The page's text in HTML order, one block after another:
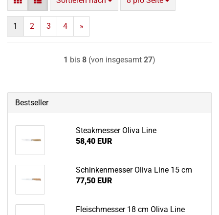
1 2 3 4 »
1 bis 8 (von insgesamt 27)
Bestseller
Steak­mes­ser Oliva Line
58,40 EUR
Schin­ken­mes­ser Oliva Line 15 cm
77,50 EUR
Fleisch­mes­ser 18 cm Oliva Line